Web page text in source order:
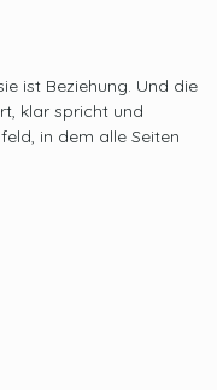
ist Beziehung. Und die
klar spricht und
in dem alle Seiten